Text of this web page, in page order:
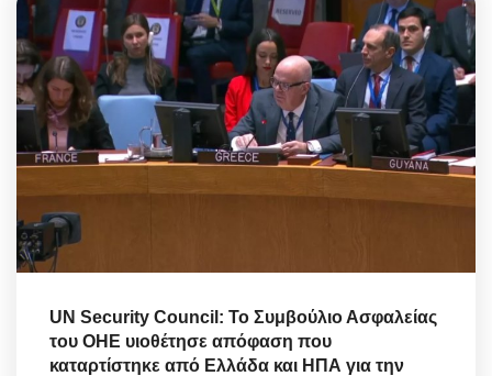
UN Security Council: Το Συμβούλιο Ασφαλείας
του ΟΗΕ υιοθέτησε απόφαση που
καταρτίστηκε από Ελλάδα και ΗΠΑ για την